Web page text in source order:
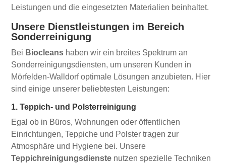
Leistungen und die eingesetzten Materialien beinhaltet.
Unsere Dienstleistungen im Bereich
Sonderreinigung
Bei Biocleans haben wir ein breites Spektrum an
Sonderreinigungsdiensten, um unseren Kunden in
Mörfelden-Walldorf optimale Lösungen anzubieten. Hier
sind einige unserer beliebtesten Leistungen:
1. Teppich- und Polsterreinigung
Egal ob in Büros, Wohnungen oder öffentlichen
Einrichtungen, Teppiche und Polster tragen zur
Atmosphäre und Hygiene bei. Unsere
Teppichreinigungsdienste nutzen spezielle Techniken